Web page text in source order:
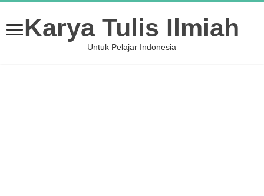
Karya Tulis Ilmiah
Untuk Pelajar Indonesia